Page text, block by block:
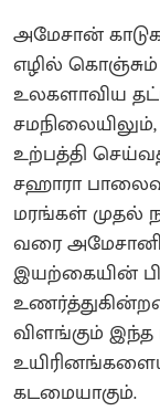
அமேசான்
எழில்
உலகளாவிய
உற்பத்தி
சஹாரா
மரங்கள் முதல்
வரை
இயற்கையின்
விளங்கும்
கடமையாகும்.